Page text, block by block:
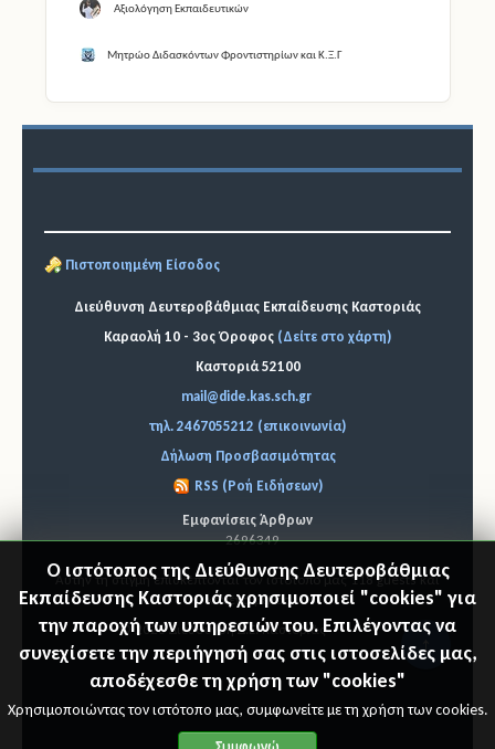
Αξιολόγηση Εκπαιδευτικών
Μητρώο Διδασκόντων Φροντιστηρίων και Κ.Ξ.Γ
Πιστοποιημένη Είσοδος
Διεύθυνση Δευτεροβάθμιας Εκπαίδευσης Καστοριάς
Καραολή 10 - 3ος Όροφος (Δείτε στο χάρτη)
Καστοριά 52100
mail@dide.kas.sch.gr
τηλ. 2467055212 (επικοινωνία)
Δήλωση Προσβασιμότητας
RSS (Ροή Ειδήσεων)
Εμφανίσεις Άρθρων
2696349
Αυτήν τη στιγμή επισκέπτονται τον ιστότοπό μας 118 guests και
κανένα μέλος
Ο ιστότοπος της Διεύθυνσης Δευτεροβάθμιας
Εκπαίδευσης Καστοριάς χρησιμοποιεί "cookies" για
την παροχή των υπηρεσιών του. Επιλέγοντας να
συνεχίσετε την περιήγησή σας στις ιστοσελίδες μας,
αποδέχεσθε τη χρήση των "cookies"
Χρησιμοποιώντας τον ιστότοπο μας, συμφωνείτε με τη χρήση των cookies.
"Επιστ
© 2026 Διεύθυνση Δ.Ε. Καστοριάς